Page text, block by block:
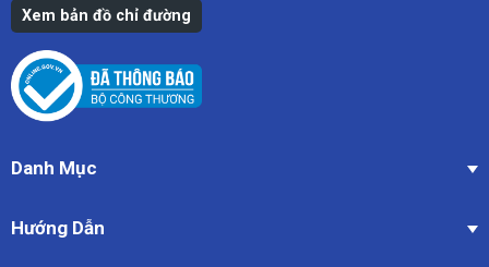
Xem bản đồ chỉ đường
Danh Mục
Hướng Dẫn